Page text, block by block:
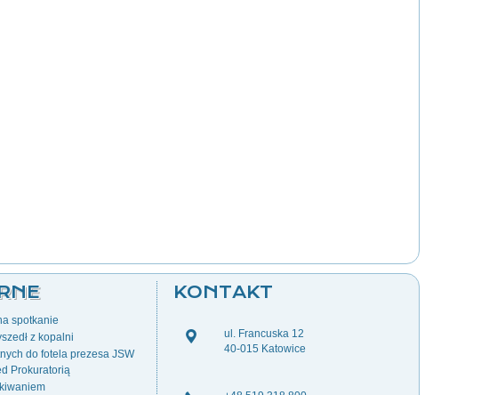
spotkanie
z kopalni
do fotela prezesa JSW
Prokuratorią
KONTAKT
ul. Francuska 12
40-015 Katowice